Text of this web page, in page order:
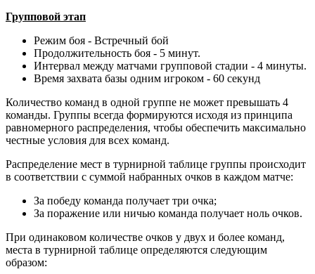
Групповой этап
Режим боя - Встречный бой
Продолжительность боя - 5 минут.
Интервал между матчами групповой стадии - 4 минуты.
Время захвата базы одним игроком - 60 секунд
Количество команд в одной группе не может превышать 4
команды. Группы всегда формируются исходя из принципа
равномерного распределения, чтобы обеспечить максимально
честные условия для всех команд.
Распределение мест в турнирной таблице группы происходит
в соответствии с суммой набранных очков в каждом матче:​
За победу команда получает три очка;
За поражение или ничью команда получает ноль очков.
При одинаковом количестве очков у двух и более команд,
места в турнирной таблице определяются следующим
образом: